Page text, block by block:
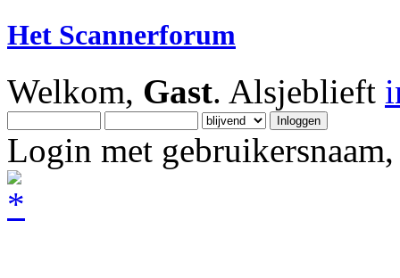
Het Scannerforum
Welkom, Gast. Alsjeblieft
Login met